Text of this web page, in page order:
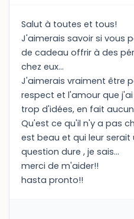
Salut à toutes et tous!
J'aimerais savoir si vous
de cadeau offrir à des
chez eux...
J'aimerais vraiment être
respect et l'amour que
trop d'idées, en fait
Qu'est ce qu'il n'y a pas
est beau et qui leur serait
question dure , je sais...
merci de m'aider!!
hasta pronto!!